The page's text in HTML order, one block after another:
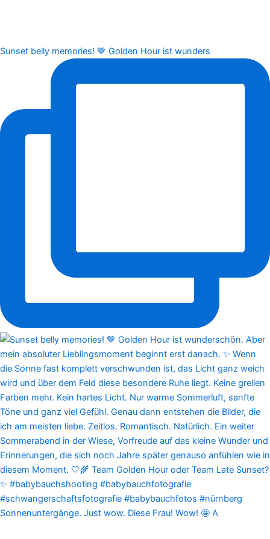
Sunset belly memories! 🤎 Golden Hour ist wunders
Sonnenuntergänge. Just wow. Diese Frau! Wow! 🤩 A